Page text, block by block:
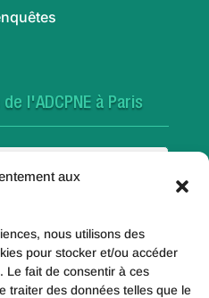
aux
nous utilisons des
pour stocker et/ou accéder
Le fait de consentir à ces
traiter des données telles que le
l'ADCPNE à Paris